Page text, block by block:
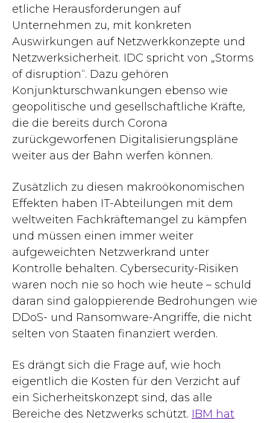
etliche Herausforderungen auf
Unternehmen zu, mit konkreten
Auswirkungen auf Netzwerkkonzepte und
Netzwerksicherheit. IDC spricht von „Storms
of disruption“. Dazu gehören
Konjunkturschwankungen ebenso wie
geopolitische und gesellschaftliche Kräfte,
die die bereits durch Corona
zurückgeworfenen Digitalisierungspläne
weiter aus der Bahn werfen können.
Zusätzlich zu diesen makroökonomischen
Effekten haben IT-Abteilungen mit dem
weltweiten Fachkräftemangel zu kämpfen
und müssen einen immer weiter
aufgeweichten Netzwerkrand unter
Kontrolle behalten. Cybersecurity-Risiken
waren noch nie so hoch wie heute – schuld
daran sind galoppierende Bedrohungen wie
DDoS- und Ransomware-Angriffe, die nicht
selten von Staaten finanziert werden.
Es drängt sich die Frage auf, wie hoch
eigentlich die Kosten für den Verzicht auf
ein Sicherheitskonzept sind, das alle
Bereiche des Netzwerks schützt. IBM hat